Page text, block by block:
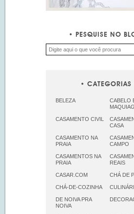
PESQUISE NO
CATEGORIAS
BELEZA
CABELO
CASAMENTO CIVIL
CASA
CASAMENTO NA
PRAIA
CAMPO
CASAMENTOS NA
PRAIA
REAIS
CASAR.COM CHÁ DE
CHÁ-DE-COZINHA
DE NOIVA PRA
NOIVA